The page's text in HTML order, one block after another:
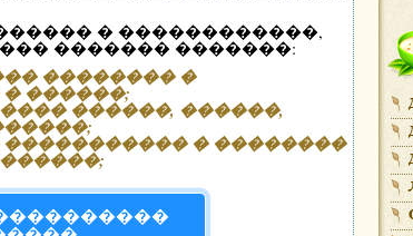
� ������������,
������� �������:
�������� �
������;
������, ������,
� ��������